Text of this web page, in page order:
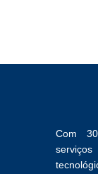
Com